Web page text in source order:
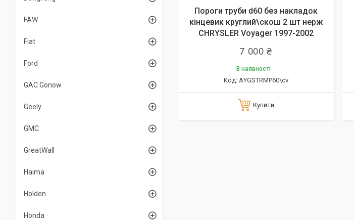
Пороги труби d60 без накладок
кінцевик круглий\скош 2 шт нерж
CHRYSLER Voyager 1997-2002
7 000 ₴
В наявності
АYGSTRMP60\cv
Купити
FAW
Fiat
Ford
GAC Gonow
Geely
GMC
GreatWall
Haima
Holden
Honda